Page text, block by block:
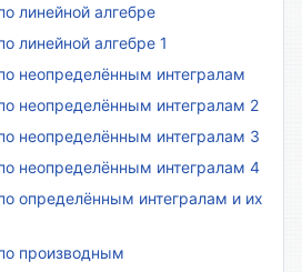
линейной алгебре
линейной алгебре 1
неопределённым интегралам
неопределённым интегралам 2
неопределённым интегралам 3
неопределённым интегралам 4
определённым интегралам и их
производным